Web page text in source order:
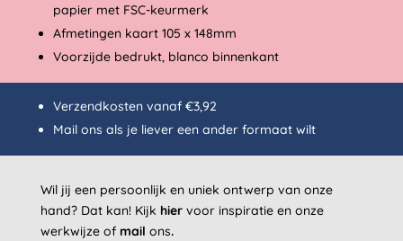
papier met FSC-keurmerk
Afmetingen kaart 105 x 148mm
Voorzijde bedrukt, blanco binnenkant
Verzendkosten vanaf €3,92
Mailons als je liever een ander formaat wilt
Wil jij een persoonlijk en uniek ontwerp van onze
hand? Dat kan! Kijk hiervoor inspiratie en onze
werkwijze of mail ons.